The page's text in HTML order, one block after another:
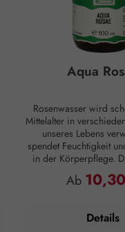
Aqua
Rosenwasser wird
Mittelalter in
unseres Lebens
spendet Feuchtigkeit
in der Körperpflege.
sich gut an,
Feuchtigkeitsspeicher
Verfügung stehen. Auf
Regulärer
Ab
Details